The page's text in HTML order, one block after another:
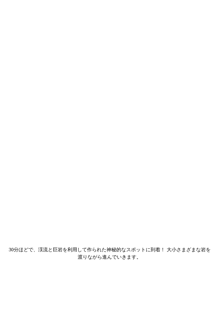
30分ほどで、渓流と巨岩を利用して作られた神秘的なスポットに到着！ 大小さまざまな岩を
渡りながら進んでいきます。